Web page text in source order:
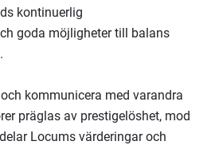
kontinuerlig
goda möjligheter till balans
kommunicera med varandra
präglas av prestigelöshet, mod
Locums värderingar och